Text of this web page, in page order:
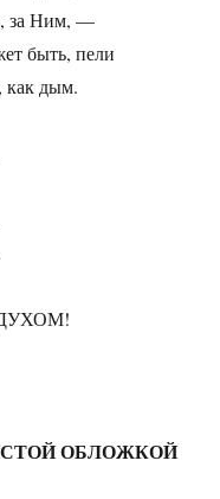
за Ним, —
быть, пели
как дым.
ОБЛОЖКОЙ